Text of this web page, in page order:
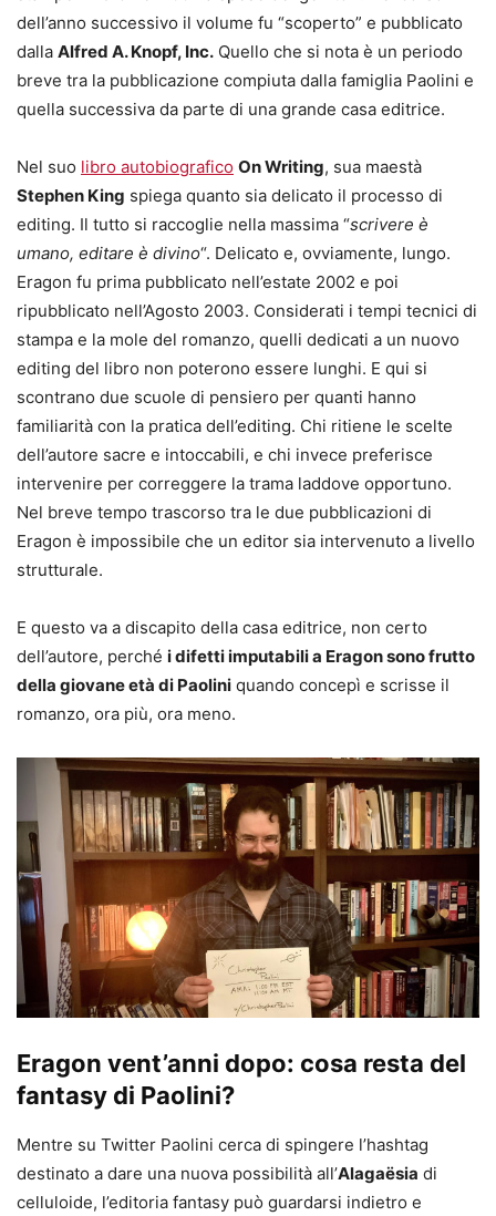
dell’anno successivo il volume fu “scoperto” e pubblicato
dalla Alfred A. Knopf, Inc. Quello che si nota è un periodo
breve tra la pubblicazione compiuta dalla famiglia Paolini e
quella successiva da parte di una grande casa editrice.
Nel suo libro autobiografico On Writing, sua maestà
Stephen King spiega quanto sia delicato il processo di
editing. Il tutto si raccoglie nella massima “scrivere è
umano, editare è divino“. Delicato e, ovviamente, lungo.
Eragon fu prima pubblicato nell’estate 2002 e poi
ripubblicato nell’Agosto 2003. Considerati i tempi tecnici di
stampa e la mole del romanzo, quelli dedicati a un nuovo
editing del libro non poterono essere lunghi. E qui si
scontrano due scuole di pensiero per quanti hanno
familiarità con la pratica dell’editing. Chi ritiene le scelte
dell’autore sacre e intoccabili, e chi invece preferisce
intervenire per correggere la trama laddove opportuno.
Nel breve tempo trascorso tra le due pubblicazioni di
Eragon è impossibile che un editor sia intervenuto a livello
strutturale.
E questo va a discapito della casa editrice, non certo
dell’autore, perché i difetti imputabili a Eragon sono frutto
della giovane età di Paolini quando concepì e scrisse il
romanzo, ora più, ora meno.
Eragon vent’anni dopo: cosa resta del
fantasy di Paolini?
Mentre su Twitter Paolini cerca di spingere l’hashtag
destinato a dare una nuova possibilità all’Alagaësia di
celluloide, l’editoria fantasy può guardarsi indietro e